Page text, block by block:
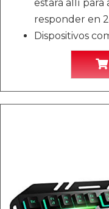
estará allí para
responder en
Dispositivos